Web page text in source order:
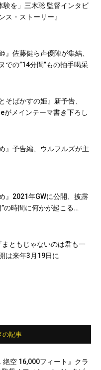
験を」三木聡 監督インタビ
ス・ストーリー』
』佐藤健ら声優陣が集結、
での”14分間”もの拍手喝采
そばかすの姫』新予告、
メインテーマ書き下ろし
』予告編、ウルフルズが主
』2021年GWに公開、披露
の時間に何かが起こる…
ともじゃないのは君も一
は来年3月19日に
の記事
絶空 16,000フィート』クラ